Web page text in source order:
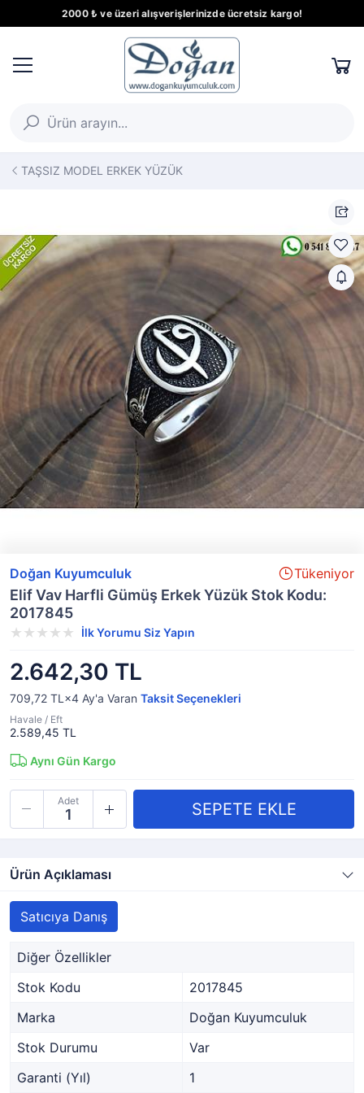
2000 ₺ ve üzeri alışverişlerinizde ücretsiz kargo!
TAŞSIZ MODEL ERKEK YÜZÜK
Doğan Kuyumculuk Tükeniyor
Elif Vav Harfli Gümüş Erkek Yüzük Stok Kodu:
2017845
İlk Yorumu Siz Yapın
2.642,30 TL
709,72 TL×4 Ay'a Varan Taksit Seçenekleri
Havale / Eft
2.589,45 TL
Aynı Gün Kargo
Adet
Ürün Açıklaması
Satıcıya Danış
Diğer Özellikler
Stok Kodu
2017845
Marka
Doğan Kuyumculuk
Stok Durumu
Var
Garanti (Yıl)
1